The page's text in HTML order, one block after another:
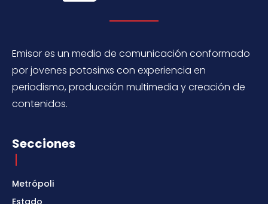
Emisor es un medio de comunicación conformado
por jovenes potosinxs con experiencia en
periodismo, producción multimedia y creación de
contenidos.
Secciones
Metrópoli
Estado